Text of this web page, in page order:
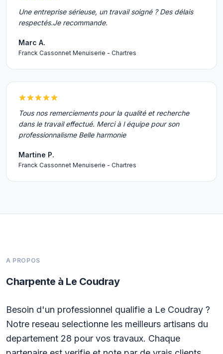
Une entreprise sérieuse, un travail soigné ? Des délais
respectés.Je recommande.
Marc A.
Franck Cassonnet Menuiserie - Chartres
Tous nos remerciements pour la qualité et recherche
dans le travail effectué. Merci à l équipe pour son
professionnalisme Belle harmonie
Martine P.
Franck Cassonnet Menuiserie - Chartres
A PROPOS
Charpente à Le Coudray
Besoin d'un professionnel qualifie a Le Coudray ?
Notre reseau selectionne les meilleurs artisans du
departement 28 pour vos travaux. Chaque